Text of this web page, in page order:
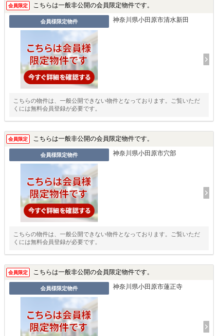
会員限定 こちらは一般非公開の会員限定物件です。
会員様限定物件 神奈川県小田原市清水新田
こちらの物件は、一般公開できない物件となっております。ご覧いただ
くには無料会員登録が必要です。
会員限定 こちらは一般非公開の会員限定物件です。
会員様限定物件 神奈川県小田原市穴部
こちらの物件は、一般公開できない物件となっております。ご覧いただ
くには無料会員登録が必要です。
会員限定 こちらは一般非公開の会員限定物件です。
会員様限定物件 神奈川県小田原市蓮正寺